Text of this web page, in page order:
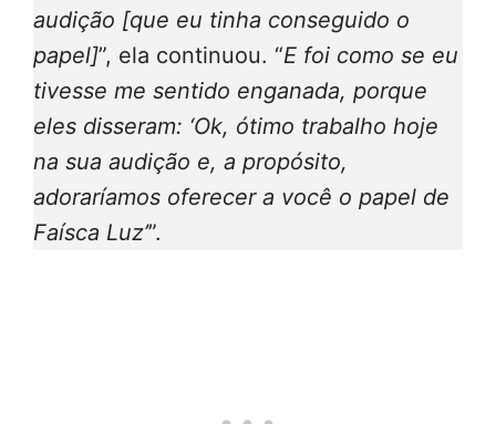
audição [que eu tinha conseguido o
papel]”, ela continuou. “E foi como se eu
tivesse me sentido enganada, porque
eles disseram: ‘Ok, ótimo trabalho hoje
na sua audição e, a propósito,
adoraríamos oferecer a você o papel de
Faísca Luz’”.